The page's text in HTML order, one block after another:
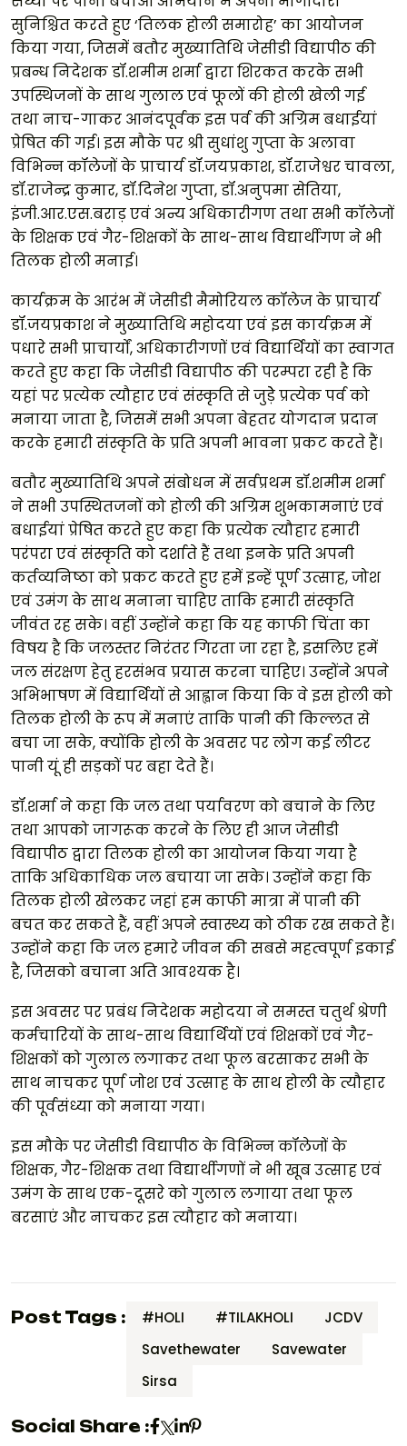
सुनिश्चित करते हुए ‘तिलक होली समारोह’ का आयोजन
किया गया, जिसमें बतौर मुख्यातिथि जेसीडी विद्यापीठ की
प्रबन्ध निदेशक डॉ.शमीम शर्मा द्वारा शिरकत करके सभी
उपस्थिजनों के साथ गुलाल एवं फूलों की होली खेली गई
तथा नाच-गाकर आनंदपूर्वक इस पर्व की अग्रिम बधाईयां
प्रेषित की गई। इस मौके पर श्री सुधांशु गुप्ता के अलावा
विभिन्न कॉलेजों के प्राचार्य डॉ.जयप्रकाश, डॉ.राजेश्वर चावला,
डॉ.राजेन्द्र कुमार, डॉ.दिनेश गुप्ता, डॉ.अनुपमा सेतिया,
इंजी.आर.एस.बराड़ एवं अन्य अधिकारीगण तथा सभी कॉलेजों
के शिक्षक एवं गैर-शिक्षकों के साथ-साथ विद्यार्थीगण ने भी
तिलक होली मनाई।
कार्यक्रम के आरंभ में जेसीडी मैमोरियल कॉलेज के प्राचार्य
डॉ.जयप्रकाश ने मुख्यातिथि महोदया एवं इस कार्यक्रम में
पधारे सभी प्राचार्यों, अधिकारीगणों एवं विद्यार्थियों का स्वागत
करते हुए कहा कि जेसीडी विद्यापीठ की परम्परा रही है कि
यहां पर प्रत्येक त्यौहार एवं संस्कृति से जुड़ेे प्रत्येक पर्व को
मनाया जाता है, जिसमें सभी अपना बेहतर योगदान प्रदान
करके हमारी संस्कृति के प्रति अपनी भावना प्रकट करते हैं।
बतौर मुख्यातिथि अपने संबोधन में सर्वप्रथम डॉ.शमीम शर्मा
ने सभी उपस्थितजनों को होली की अग्रिम शुभकामनाएं एवं
बधाईयां प्रेषित करते हुए कहा कि प्रत्येक त्यौहार हमारी
परंपरा एवं संस्कृति को दर्शाते हैं तथा इनके प्रति अपनी
कर्तव्यनिष्ठा को प्रकट करते हुए हमें इन्हें पूर्ण उत्साह, जोश
एवं उमंग के साथ मनाना चाहिए ताकि हमारी संस्कृति
जीवंत रह सके। वहीं उन्होंने कहा कि यह काफी चिंता का
विषय है कि जलस्तर निरंतर गिरता जा रहा है, इसलिए हमें
जल संरक्षण हेतु हरसंभव प्रयास करना चाहिए। उन्होंने अपने
अभिभाषण में विद्यार्थियों से आह्वान किया कि वे इस होली को
तिलक होली के रूप में मनाएं ताकि पानी की किल्लत से
बचा जा सके, क्योंकि होली के अवसर पर लोग कई लीटर
पानी यूं ही सड़कों पर बहा देते हैं।
डॉ.शर्मा ने कहा कि जल तथा पर्यावरण को बचाने के लिए
तथा आपको जागरूक करने के लिए ही आज जेसीडी
विद्यापीठ द्वारा तिलक होली का आयोजन किया गया है
ताकि अधिकाधिक जल बचाया जा सके। उन्होंने कहा कि
तिलक होली खेलकर जहां हम काफी मात्रा में पानी की
बचत कर सकते हैं, वहीं अपने स्वास्थ्य को ठीक रख सकते हैं।
उन्होंने कहा कि जल हमारे जीवन की सबसे महत्वपूर्ण इकाई
है, जिसको बचाना अति आवश्यक है।
इस अवसर पर प्रबंध निदेशक महोदया ने समस्त चतुर्थ श्रेणी
कर्मचारियों के साथ-साथ विद्यार्थियों एवं शिक्षकों एवं गैर-
शिक्षकों को गुलाल लगाकर तथा फूल बरसाकर सभी के
साथ नाचकर पूर्ण जोश एवं उत्साह के साथ होली के त्यौहार
की पूर्वसंध्या को मनाया गया।
इस मौके पर जेसीडी विद्यापीठ के विभिन्न कॉलेजों के
शिक्षक, गैर-शिक्षक तथा विद्यार्थीगणों ने भी खूब उत्साह एवं
उमंग के साथ एक-दूसरे को गुलाल लगाया तथा फूल
बरसाएं और नाचकर इस त्यौहार को मनाया।
Post Tags : #HOLI #TILAKHOLI
JCDV
Savethewater
Savewater
Sirsa
Social Share :